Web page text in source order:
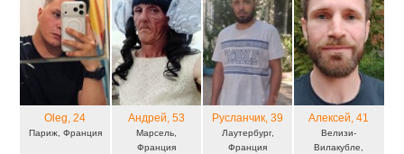
Oleg, 24
Париж, Франция
Андрей, 53
Марсель,
Франция
Русланчик, 39
Лаутербург,
Франция
Алексей, 41
Велизи-
Вилакубле,